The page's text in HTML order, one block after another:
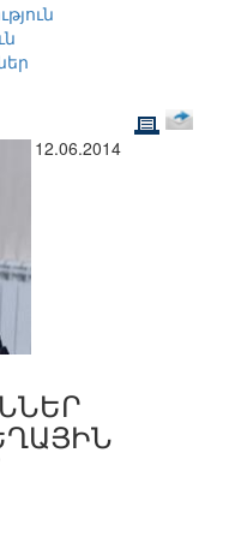
12.06.2014